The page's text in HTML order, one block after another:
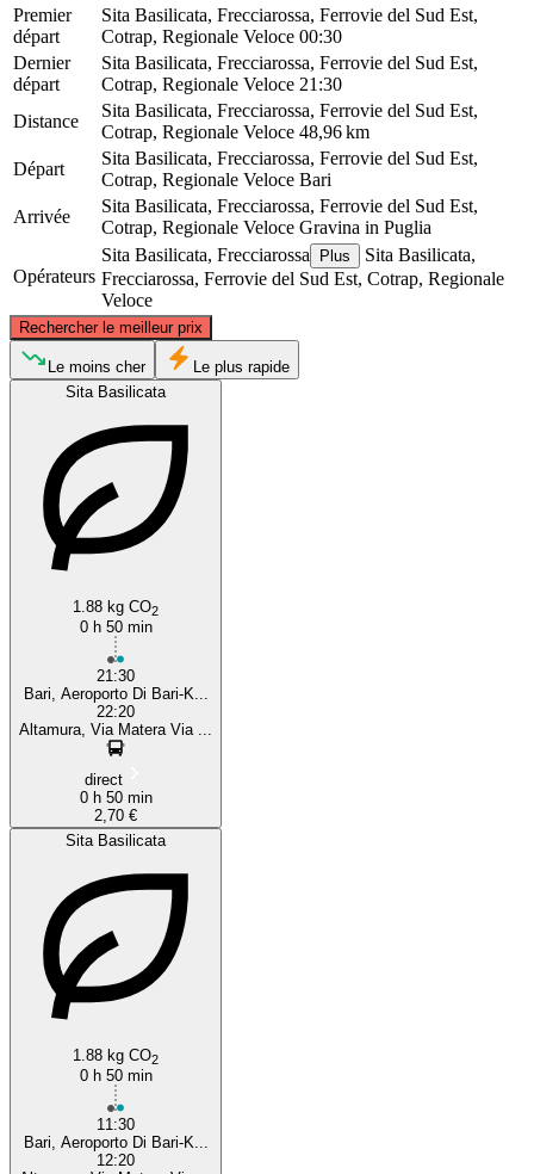
Premier
départ
Sita Basilicata, Frecciarossa, Ferrovie del Sud Est,
Cotrap, Regionale Veloce 00:30
Dernier
départ
Sita Basilicata, Frecciarossa, Ferrovie del Sud Est,
Cotrap, Regionale Veloce 21:30
Distance
Sita Basilicata, Frecciarossa, Ferrovie del Sud Est,
Cotrap, Regionale Veloce 48,96 km
Départ
Sita Basilicata, Frecciarossa, Ferrovie del Sud Est,
Cotrap, Regionale Veloce Bari
Arrivée
Sita Basilicata, Frecciarossa, Ferrovie del Sud Est,
Cotrap, Regionale Veloce Gravina in Puglia
Opérateurs
Sita Basilicata, Frecciarossa Plus
Sita Basilicata,
Frecciarossa, Ferrovie del Sud Est, Cotrap, Regionale
Veloce
Rechercher le meilleur prix
Gravina in Puglia
Le moins cher
Le plus rapide
Sita Basilicata
1.88 kg CO2
0 h 50 min
21:30
Bari, Aeroporto Di Bari-K...
22:20
Altamura, Via Matera Via ...
direct
0 h 50 min
2,70 €
Sita Basilicata
1.88 kg CO2
0 h 50 min
11:30
Bari, Aeroporto Di Bari-K...
12:20